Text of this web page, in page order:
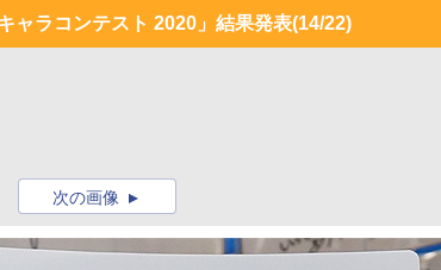
ャラコンテスト 2020」結果発表(14/22)
次の画像